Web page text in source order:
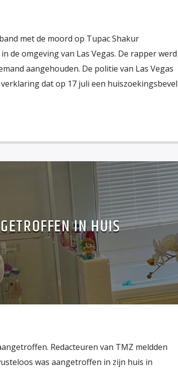
met de moord op Tupac Shakur
de omgeving van Las Vegas. De rapper werd
aangehouden. De politie van Las Vegas
dat op 17 juli een huiszoekingsbevel
IN HUIS
Redacteuren van TMZ meldden
was aangetroffen in zijn huis in